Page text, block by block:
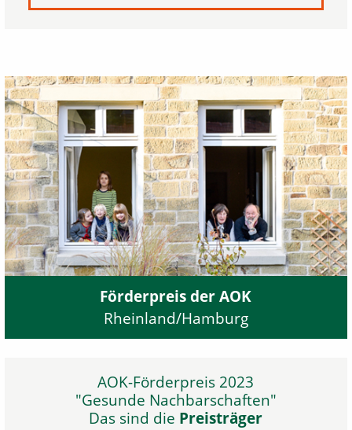
Förderpreis der AOK
Rheinland/Hamburg
AOK-Förderpreis 2023
"Gesunde Nachbarschaften"
Das sind die Preisträger